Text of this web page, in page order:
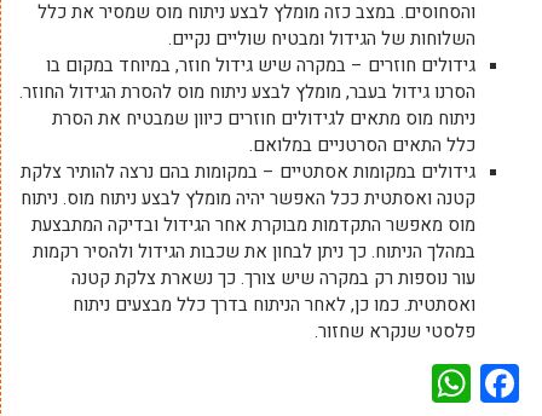
והסחוסים. במצב כזה מומלץ לבצע ניתוח מוס שמסיר את כלל
השלוחות של הגידול ומבטיח שוליים נקיים.
גידולים חוזרים – במקרה שיש גידול חוזר, במיוחד במקום בו
הסרנו גידול בעבר, מומלץ לבצע ניתוח מוס להסרת הגידול החוזר.
ניתוח מוס מתאים לגידולים חוזרים כיוון שמבטיח את הסרת
כלל התאים הסרטניים במלואם.
גידולים במקומות אסתטיים – במקומות בהם נרצה להותיר צלקת
קטנה ואסתטית ככל האפשר יהיה מומלץ לבצע ניתוח מוס. ניתוח
מוס מאפשר התקדמות מבוקרת אחר הגידול ובדיקה המתבצעת
במהלך הניתוח. כך ניתן לבחון את שכבות הגידול ולהסיר רקמות
עור נוספות רק במקרה שיש צורך. כך נשארת צלקת קטנה
ואסתטית. כמו כן, לאחר הניתוח בדרך כלל מבצעים ניתוח
פלסטי שנקרא שחזור.
Facebook